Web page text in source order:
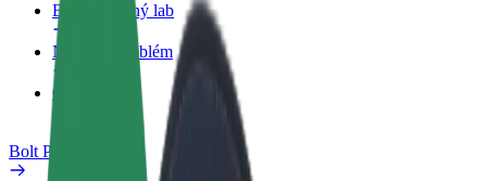
Bezpečnostný lab
Nahlásiť problém
Otázky
Bolt Plus